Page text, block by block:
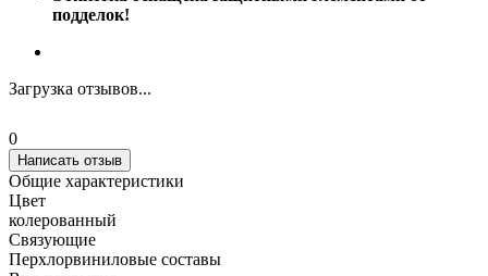
подделок!
Загрузка отзывов...
0
Написать отзыв
Общие характеристики
Цвет
колерованный
Связующие
Перхлорвиниловые составы